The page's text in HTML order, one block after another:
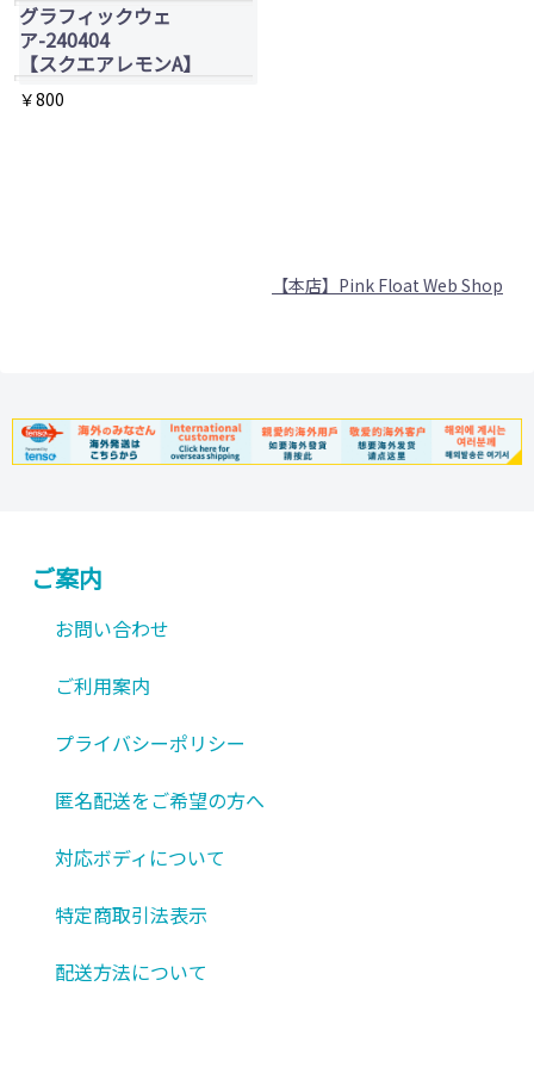
グラフィックウェ
ア-240404
【スクエアレモンA】
￥800
【本店】Pink Float Web Shop
ご案内
お問い合わせ
ご利用案内
プライバシーポリシー
匿名配送をご希望の方へ
対応ボディについて
特定商取引法表示
配送方法について